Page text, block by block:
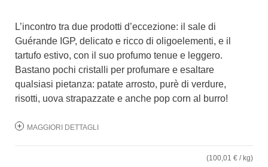
(6 recensioni)
L’incontro tra due prodotti d’eccezione: il sale di
Guérande IGP, delicato e ricco di oligoelementi, e il
tartufo estivo, con il suo profumo tenue e leggero.
Bastano pochi cristalli per profumare e esaltare
qualsiasi pietanza: patate arrosto, purè di verdure,
risotti, uova strapazzate e anche pop corn al burro!
MAGGIORI DETTAGLI
(100,01 € / kg)